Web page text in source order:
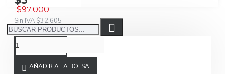
$97.000
Sin IVA $32.605
AÑADIR A LA BOLSA